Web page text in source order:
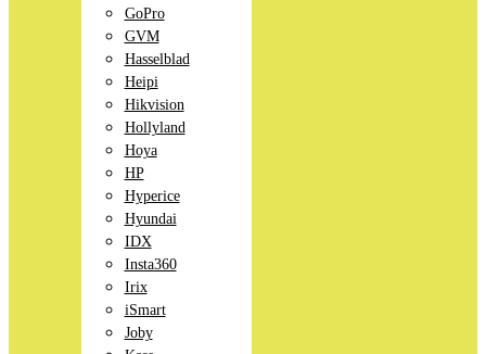
GoPro
GVM
Hasselblad
Heipi
Hikvision
Hollyland
Hoya
HP
Hyperice
Hyundai
IDX
Insta360
Irix
iSmart
Joby